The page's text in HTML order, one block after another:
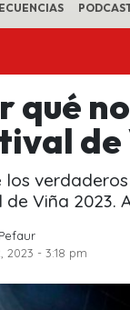
qué
los
de Viña 2023.
2023 - 3:18 pm